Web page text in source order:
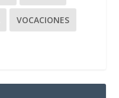
VOCACIONES